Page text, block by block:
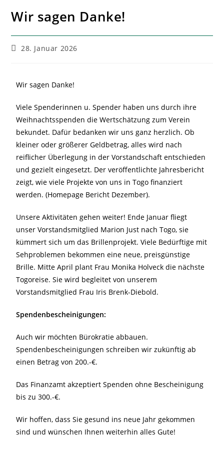
Wir sagen Danke!
28. Januar 2026
Wir sagen Danke!
Viele Spenderinnen u. Spender haben uns durch ihre
Weihnachtsspenden die Wertschätzung zum Verein
bekundet. Dafür bedanken wir uns ganz herzlich. Ob
kleiner oder größerer Geldbetrag, alles wird nach
reiflicher Überlegung in der Vorstandschaft entschieden
und gezielt eingesetzt. Der veröffentlichte Jahresbericht
zeigt, wie viele Projekte von uns in Togo finanziert
werden. (Homepage Bericht Dezember).
Unsere Aktivitäten gehen weiter! Ende Januar fliegt
unser Vorstandsmitglied Marion Just nach Togo, sie
kümmert sich um das Brillenprojekt. Viele Bedürftige mit
Sehproblemen bekommen eine neue, preisgünstige
Brille. Mitte April plant Frau Monika Holveck die nächste
Togoreise. Sie wird begleitet von unserem
Vorstandsmitglied Frau Iris Brenk-Diebold.
Spendenbescheinigungen:
Auch wir möchten Bürokratie abbauen.
Spendenbescheinigungen schreiben wir zukünftig ab
einen Betrag von 200.-€.
Das Finanzamt akzeptiert Spenden ohne Bescheinigung
bis zu 300.-€.
Wir hoffen, dass Sie gesund ins neue Jahr gekommen
sind und wünschen Ihnen weiterhin alles Gute!